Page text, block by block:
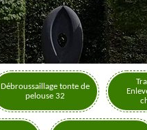
Débroussaillage tonte de
pelouse 32